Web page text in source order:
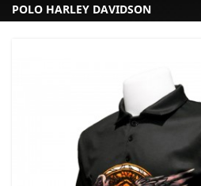
POLO HARLEY DAVIDSON